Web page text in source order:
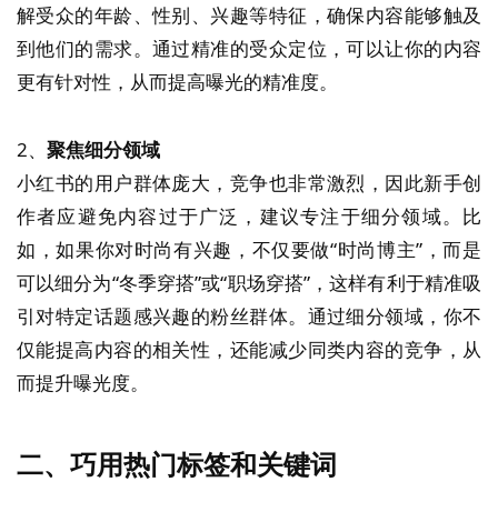
解受众的年龄、性别、兴趣等特征，确保内容能够触及
到他们的需求。通过精准的受众定位，可以让你的内容
更有针对性，从而提高曝光的精准度。
2、 聚焦细分领域
小红书的用户群体庞大，竞争也非常激烈，因此新手创
作者应避免内容过于广泛，建议专注于细分领域。比
如，如果你对时尚有兴趣，不仅要做“时尚博主”，而是
可以细分为“冬季穿搭”或“职场穿搭”，这样有利于精准吸
引对特定话题感兴趣的粉丝群体。通过细分领域，你不
仅能提高内容的相关性，还能减少同类内容的竞争，从
而提升曝光度。
二、巧用热门标签和关键词